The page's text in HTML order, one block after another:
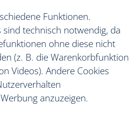
Funktionen.
sind technisch notwendig, da
ohne diese nicht
(z. B. die Warenkorbfunktion
Videos). Andere Cookies
anzuzeigen.